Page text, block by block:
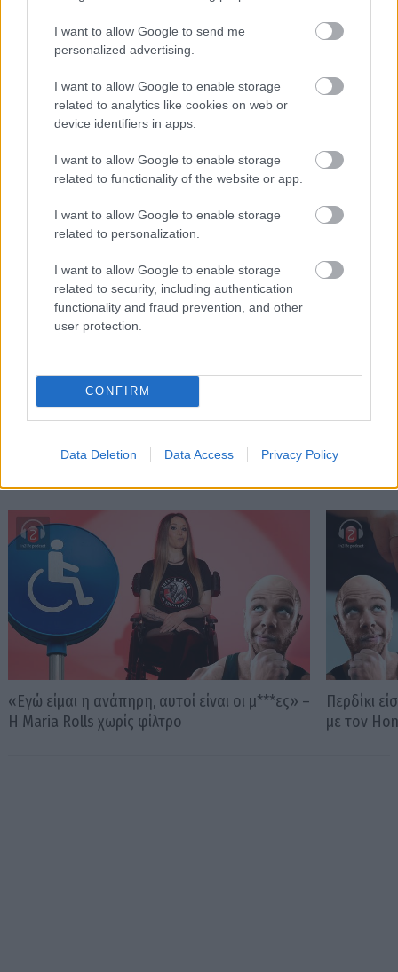
I want to allow Google to send me
personalized advertising.
I want to allow Google to enable storage
related to analytics like cookies on web or
device identifiers in apps.
I want to allow Google to enable storage
related to functionality of the website or app.
I want to allow Google to enable storage
related to personalization.
I want to allow Google to enable storage
related to security, including authentication
functionality and fraud prevention, and other
user protection.
CONFIRM
Data Deletion Data Access Privacy Policy
Διαβάστε επίσης
Μείνε Αύγουστο στην Αθήνα κι άσε τους
άλλους να λένε
PODCASTS
«Εγώ είμαι η ανάπηρη, αυτοί είναι οι μ***ες» –
Η Maria Rolls χωρίς φίλτρο
Περδίκι
με τον